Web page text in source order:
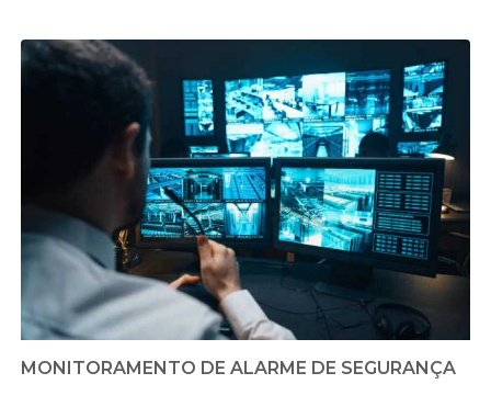
MONITORAMENTO DE ALARME DE SEGURANÇA